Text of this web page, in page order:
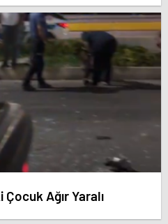
Çocuk Ağır Yaralı